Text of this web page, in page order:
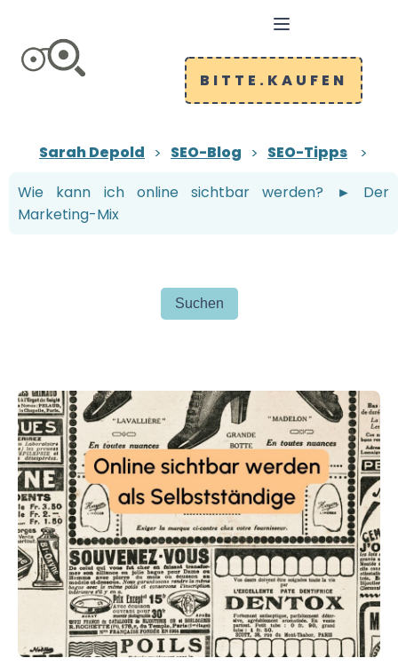
BITTE.KAUFEN
Sarah Depold SEO-Blog
SEO-Tipps
Wie kann ich online sichtbar werden? ► Der
Marketing-Mix